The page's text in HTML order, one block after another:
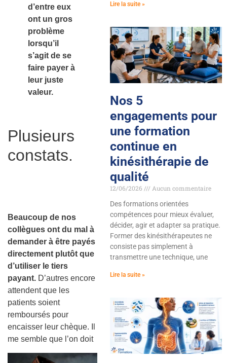
d’entre eux
ont un gros
problème
lorsqu’il
s’agit de se
faire payer à
leur juste
valeur.
Plusieurs
constats.
Beaucoup de nos
collègues ont du mal à
demander à être payés
directement plutôt que
d’utiliser le tiers
payant. D’autres encore
attendent que les
patients soient
remboursés pour
encaisser leur chèque. Il
me semble que l’on doit
Lire la suite »
Nos 5
engagements pour
une formation
continue en
kinésithérapie de
qualité
12/06/2026
Aucun commentaire
Des formations orientées
compétences pour mieux évaluer,
décider, agir et adapter sa pratique.
Former des kinésithérapeutes ne
consiste pas simplement à
transmettre une technique, une
Lire la suite »